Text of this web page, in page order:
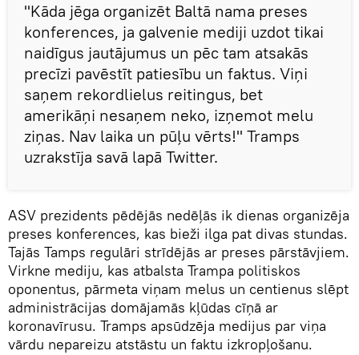
"Kāda jēga organizēt Baltā nama preses
konferences, ja galvenie mediji uzdot tikai
naidīgus jautājumus un pēc tam atsakās
precīzi pavēstīt patiesību un faktus. Viņi
saņem rekordlielus reitingus, bet
amerikāņi nesaņem neko, izņemot melu
ziņas. Nav laika un pūļu vērts!" Tramps
uzrakstīja savā lapā Twitter.
ASV prezidents pēdējās nedēļās ik dienas organizēja
preses konferences, kas bieži ilga pat divas stundas.
Tajās Tamps regulāri strīdējās ar preses pārstāvjiem.
Virkne mediju, kas atbalsta Trampa politiskos
oponentus, pārmeta viņam melus un centienus slēpt
administrācijas domājamās kļūdas cīņā ar
koronavīrusu. Tramps apsūdzēja medijus par viņa
vārdu nepareizu atstāstu un faktu izkropļošanu.